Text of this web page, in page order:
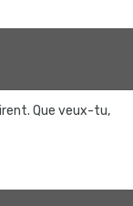
Que veux-tu,